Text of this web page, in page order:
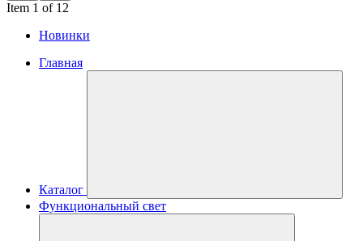
Item 1 of 12
Новинки
Главная
Каталог
Функциональный свет